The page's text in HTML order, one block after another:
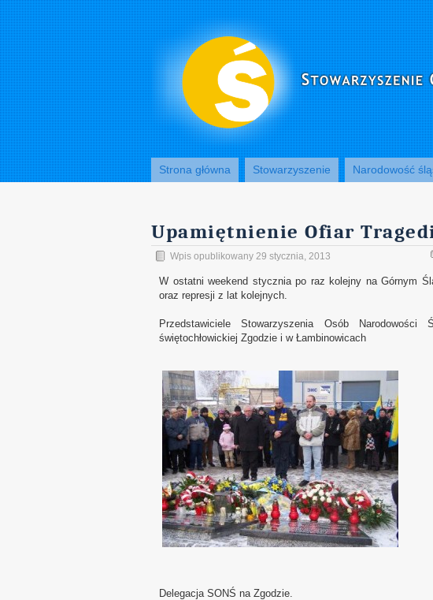
Strona główna Stowarzyszenie Narodowość
Upamiętnienie Ofiar
Wpis opublikowany 29 stycznia, 2013
W ostatni weekend stycznia po raz kolejny na Górnym
oraz represji z lat kolejnych.
Przedstawiciele Stowarzyszenia Osób
świętochłowickiej Zgodzie i w Łambinowicach
Delegacja SONŚ na Zgodzie.